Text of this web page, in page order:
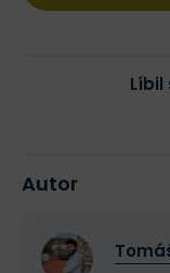
Líbil
Autor